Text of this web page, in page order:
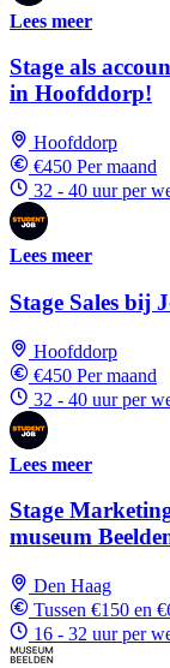
Lees meer
Stage als
in Hoofddorp!
Hoofddorp
€450 Per maand
32 - 40 uur per
Lees meer
Stage Sales bij
Hoofddorp
€450 Per maand
32 - 40 uur per
Lees meer
Stage
museum
Den Haag
Tussen €150 en
16 - 32 uur per